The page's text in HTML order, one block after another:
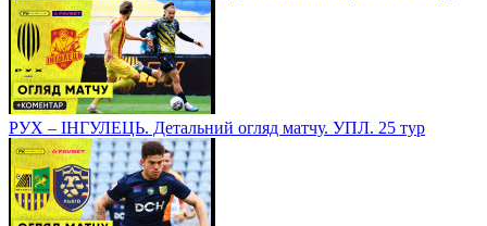
РУХ – ІНГУЛЕЦЬ. Детальний огляд матчу. УПЛ. 25 тур